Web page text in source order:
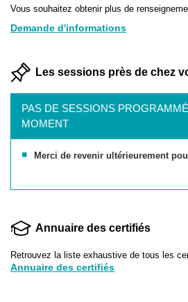
Vous souhaitez obtenir plus de
Demande d'informations
Les sessions près de chez
PAS DE SESSIONS
MOMENT
Merci de revenir ultérieurement
Annuaire des certifiés
Retrouvez la liste exhaustive de tous les
Annuaire des certifiés